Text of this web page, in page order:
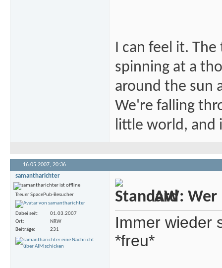
I can feel it.
spinning at a
around the sun
We're falling
little world, and
16.05.2007, 20:36
samantharichter
Treuer SpacePub-Besucher
Dabei seit
01.03.2007
Ort
NRW
Beiträge
231
AW: Wer
Immer wieder
*freu*